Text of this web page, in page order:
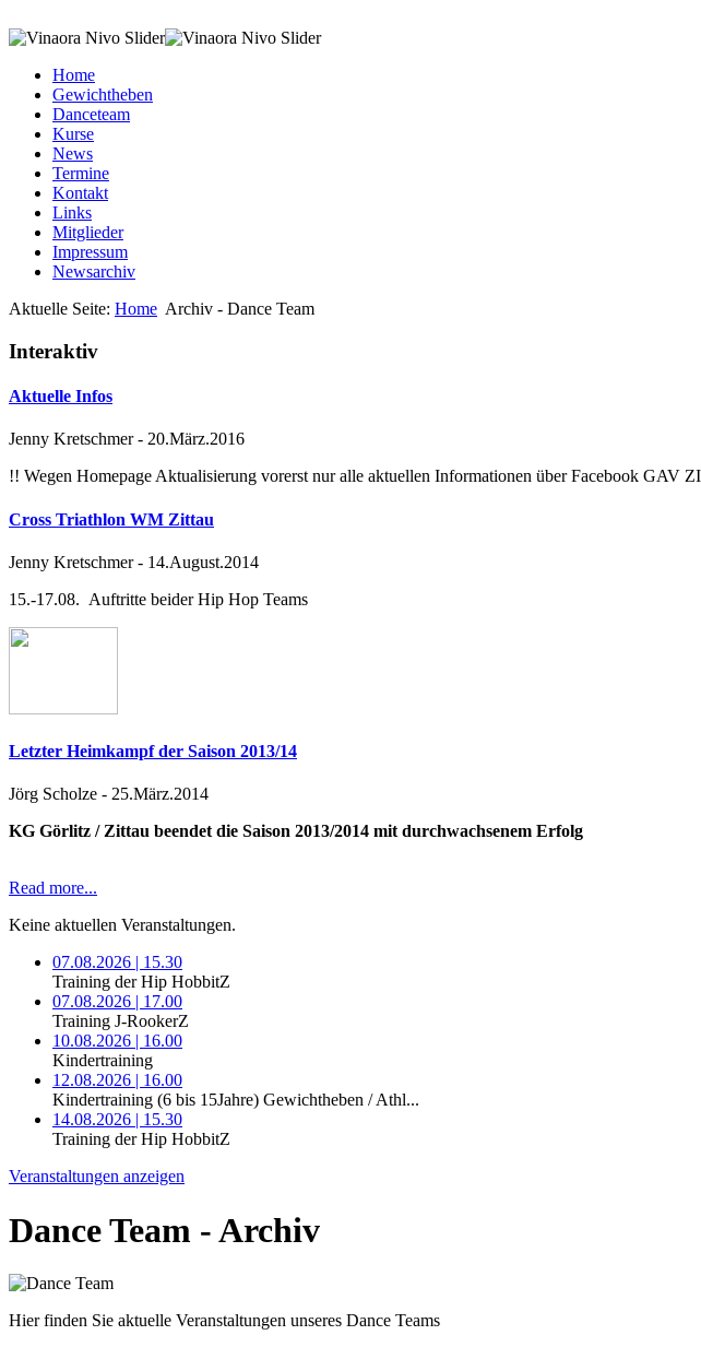
Home
Gewichtheben
Danceteam
Kurse
News
Termine
Kontakt
Links
Mitglieder
Impressum
Newsarchiv
Aktuelle Seite: Home Archiv - Dance Team
Interaktiv
Aktuelle Infos
Jenny Kretschmer- 20.März.2016
!! Wegen Homepage Aktualisierung vorerst nur alle aktuellen Informationen über Facebook GAV
Cross Triathlon WM Zittau
Jenny Kretschmer- 14.August.2014
15.-17.08. Auftritte beider Hip Hop Teams
Letzter Heimkampf der Saison 2013/14
Jörg Scholze - 25.März.2014
KG Görlitz / Zittau beendet die Saison 2013/2014 mit durchwachsenem Erfolg
Read more...
Keine aktuellen Veranstaltungen.
07.08.2026 | 15.30
Training der Hip HobbitZ
07.08.2026 | 17.00
Training J-RookerZ
10.08.2026 | 16.00
Kindertraining
12.08.2026 | 16.00
Kindertraining (6 bis 15Jahre) Gewichtheben / Athl...
14.08.2026 | 15.30
Training der Hip HobbitZ
Veranstaltungen anzeigen
Dance Team - Archiv
Hier finden Sie aktuelle Veranstaltungen unseres Dance Teams